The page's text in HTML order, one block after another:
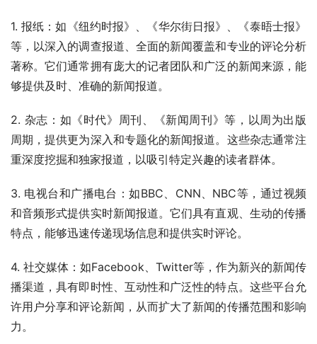
1. 报纸：如《纽约时报》、《华尔街日报》、《泰晤士报》
等，以深入的调查报道、全面的新闻覆盖和专业的评论分析
著称。它们通常拥有庞大的记者团队和广泛的新闻来源，能
够提供及时、准确的新闻报道。
2. 杂志：如《时代》周刊、《新闻周刊》等，以周为出版
周期，提供更为深入和专题化的新闻报道。这些杂志通常注
重深度挖掘和独家报道，以吸引特定兴趣的读者群体。
3. 电视台和广播电台：如BBC、CNN、NBC等，通过视频
和音频形式提供实时新闻报道。它们具有直观、生动的传播
特点，能够迅速传递现场信息和提供实时评论。
4. 社交媒体：如Facebook、Twitter等，作为新兴的新闻传
播渠道，具有即时性、互动性和广泛性的特点。这些平台允
许用户分享和评论新闻，从而扩大了新闻的传播范围和影响
力。